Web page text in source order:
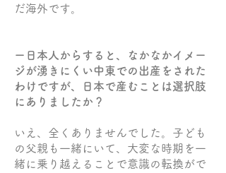
だ海外です。
ー日本人からすると、なかなかイメー
ジが湧きにくい中東での出産をされた
わけですが、日本で産むことは選択肢
にありましたか？
いえ、全くありませんでした。子ども
の父親も一緒にいて、大変な時期を一
緒に乗り越えることで意識の転換がで